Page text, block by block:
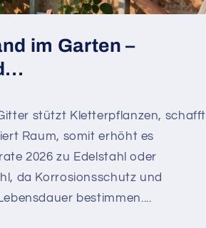
im Garten –
stützt Kletterpflanzen, schafft
Raum, somit erhöht es
2026 zu Edelstahl oder
da Korrosionsschutz und
bestimmen....